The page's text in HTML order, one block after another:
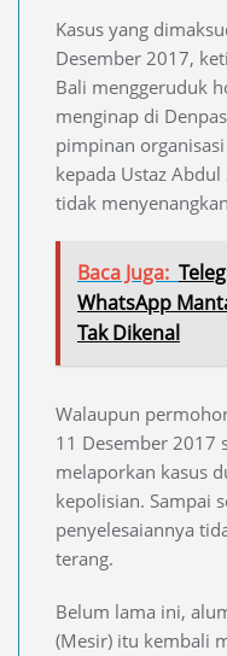
Kasus yang
Desember 2017,
Bali menggeruduk
menginap di
pimpinan
kepada Ustaz
tidak
Baca Juga:
WhatsApp
Tak Dikenal
Walaupun
11 Desember 2017
melaporkan kasus
kepolisian. Sampai
penyelesaiannya
terang.
Belum lama ini,
(Mesir) itu kembali